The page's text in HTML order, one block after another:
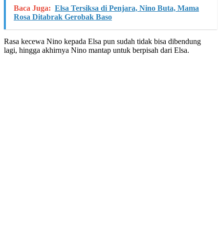
Baca Juga: Elsa Tersiksa di Penjara, Nino Buta, Mama
Rosa Ditabrak Gerobak Baso
Rasa kecewa Nino kepada Elsa pun sudah tidak bisa dibendung
lagi, hingga akhirnya Nino mantap untuk berpisah dari Elsa.